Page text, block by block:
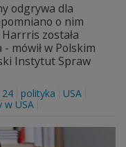
odgrywa dla
o nim
została
mówił w Polskim
Instytut Spraw
24 polityka
USA
w USA